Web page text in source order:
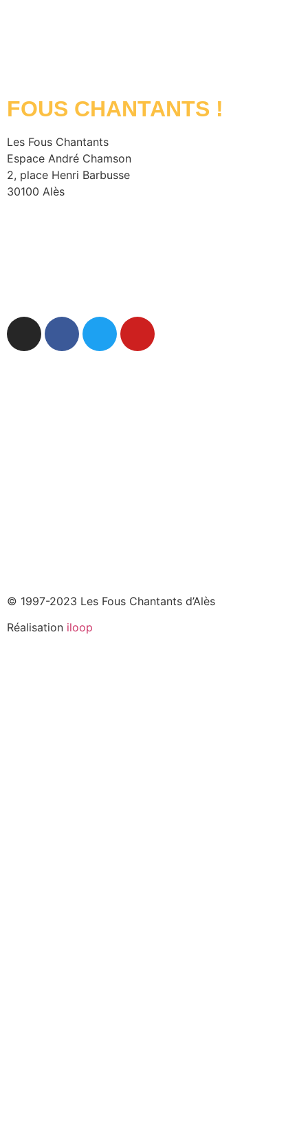
FOUS CHANTANTS !
Les Fous Chantants
Espace André Chamson
2, place Henri Barbusse
30100 Alès
© 1997-2023 Les Fous Chantants d’Alès
Réalisation iloop